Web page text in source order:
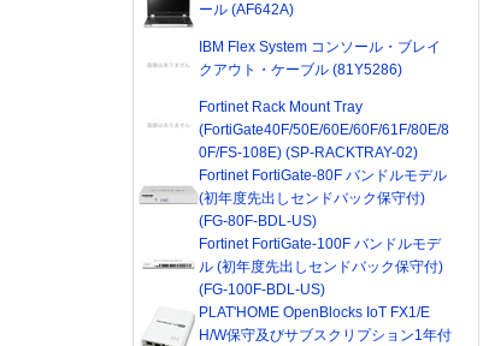
ール (AF642A)
IBM Flex System コンソール・ブレイ
クアウト・ケーブル (81Y5286)
Fortinet Rack Mount Tray
(FortiGate40F/50E/60E/60F/61F/80E/8
0F/FS-108E) (SP-RACKTRAY-02)
Fortinet FortiGate-80F バンドルモデル
(初年度先出しセンドバック保守付)
(FG-80F-BDL-US)
Fortinet FortiGate-100F バンドルモデ
ル (初年度先出しセンドバック保守付)
(FG-100F-BDL-US)
PLAT'HOME OpenBlocks IoT FX1/E
H/W保守及びサブスクリプション1年付